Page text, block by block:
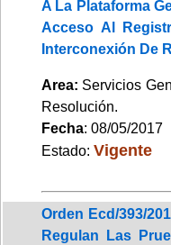
A La Plataforma
Acceso Al
Interconexión De
Area: Servicios
Resolución.
Fecha: 08/05/2017
Estado: Vigente
Orden Ecd/393/
Regulan Las